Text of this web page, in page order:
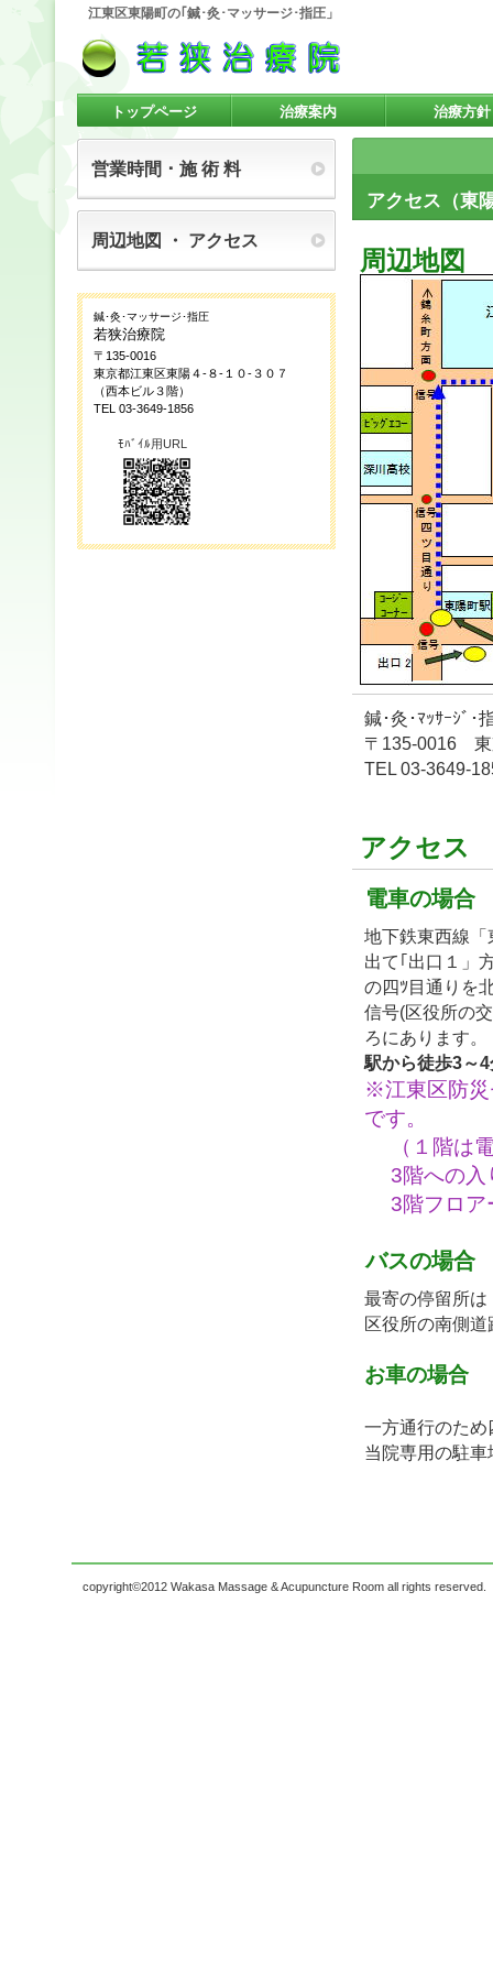
江東区東陽町の｢鍼･灸･マッサージ･指圧」
アクセス（東
周辺地図
鍼･灸･ﾏｯｻｰｼﾞ
〒135-0016
TEL 03-3649-
アクセス
電車の場合
地下鉄東西線
出て｢出口１」
の四ﾂ目通りを
信号(区役所の
ろにあります。
駅から徒歩3～
※江東区防災
です。
（１階は
3階への入
3階フロア
バスの場合
最寄の停留所
区役所の南側
お車の場合
一方通行のた
当院専用の駐
トップページ 治療案内 治療方針
営業時間 ･ 施 術 料
周辺地図 ・ アクセス
鍼･灸･マッサージ･指圧
若狭治療院
〒135-0016
東京都江東区東陽４-８-１０-３０７
（西本ビル３階）
TEL 03-3649-1856
ﾓﾊﾞｲﾙ用URL
copyright©2012 Wakasa Massage & Acupuncture Room all rights reserved.